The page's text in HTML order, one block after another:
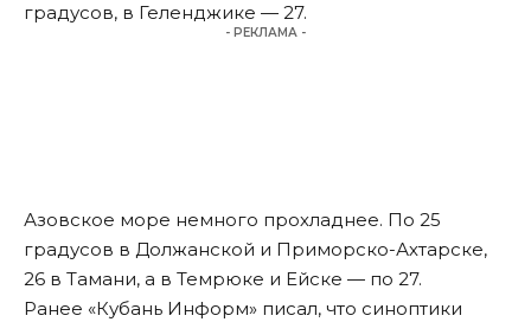
градусов, в Геленджике — 27.
- РЕКЛАМА -
Азовское море немного прохладнее. По 25
градусов в Должанской и Приморско-Ахтарске,
26 в Тамани, а в Темрюке и Ейске — по 27.
Ранее «Кубань Информ» писал, что синоптики